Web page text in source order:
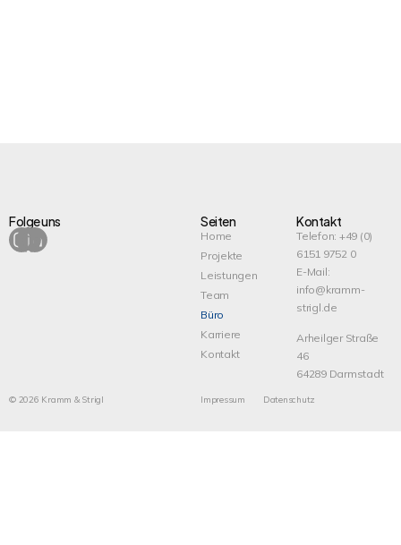
Folge uns Seiten
Home
Projekte
Leistungen
Team
Büro
Karriere
Kontakt
Kontakt
Telefon: +49 (0)
6151 9752 0
E-Mail:
info@kramm-
strigl.de
Arheilger Straße
46
64289 Darmstadt
© 2026 Kramm & Strigl Impressum Datenschutz